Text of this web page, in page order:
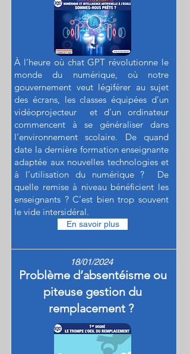
À l’heure où chat GPT révolutionne le
monde du numérique, où notre
gouvernement veut légiférer au sujet
des écrans, les classes équipées d’un
vidéoprojecteur et d’un ordinateur
commencent à se généraliser dans
l’environnement scolaire. De quand
date la dernière formation enseignante
adaptée aux nouvelles technologies et
à l’utilisation du numérique ? De
quelle remise à niveau bénéficient les
enseignants ? C’est bien trop souvent
le vide intersidéral.
En savoir plus
18/01/2024
Problème d’absentéisme ou
piteuse gestion du
remplacement ?